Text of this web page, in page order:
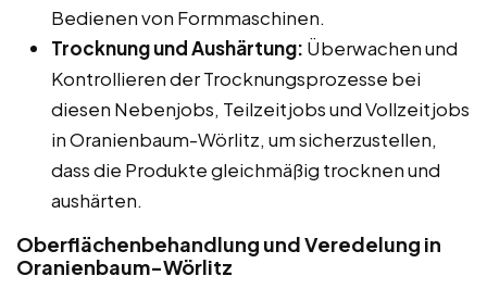
Bedienen von Formmaschinen.
Trocknung und Aushärtung: Überwachen und
Kontrollieren der Trocknungsprozesse bei
diesen Nebenjobs, Teilzeitjobs und Vollzeitjobs
in Oranienbaum-Wörlitz, um sicherzustellen,
dass die Produkte gleichmäßig trocknen und
aushärten.
Oberflächenbehandlung und Veredelung in
Oranienbaum-Wörlitz